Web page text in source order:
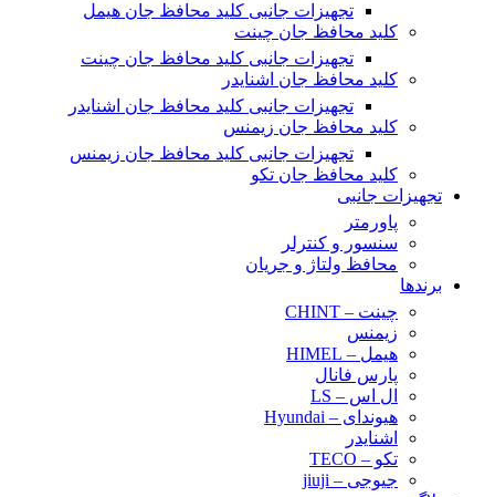
تجهیزات جانبی کلید محافظ جان هیمل
کلید محافظ جان چینت
تجهیزات جانبی کلید محافظ جان چینت
کلید محافظ جان اشنایدر
تجهیزات جانبی کلید محافظ جان اشنایدر
کلید محافظ جان زیمنس
تجهیزات جانبی کلید محافظ جان زیمنس
کلید محافظ جان تکو
تجهیزات جانبی
پاورمتر
سنسور و کنترلر
محافظ ولتاژ و‌ جریان
برندها
چینت – CHINT
زیمنس
هیمل – HIMEL
پارس فانال
ال اس – LS
هیوندای – Hyundai
اشنایدر
تکو – TECO
جیوجی – jiuji